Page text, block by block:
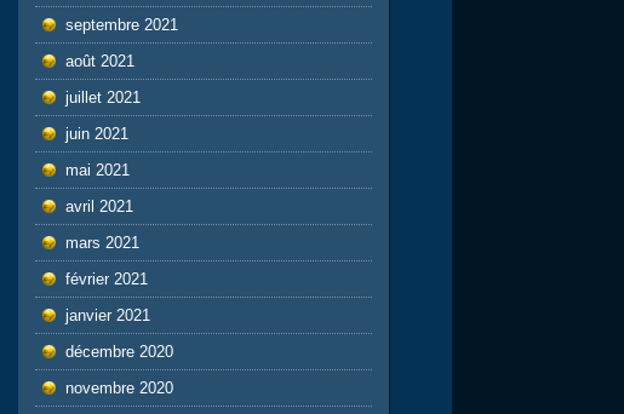
septembre 2021
août 2021
juillet 2021
juin 2021
mai 2021
avril 2021
mars 2021
février 2021
janvier 2021
décembre 2020
novembre 2020